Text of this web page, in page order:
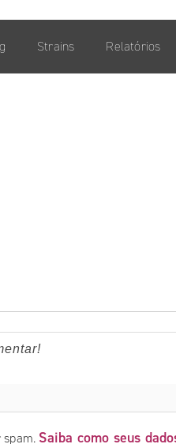
Strains Relatórios
Saiba como seus